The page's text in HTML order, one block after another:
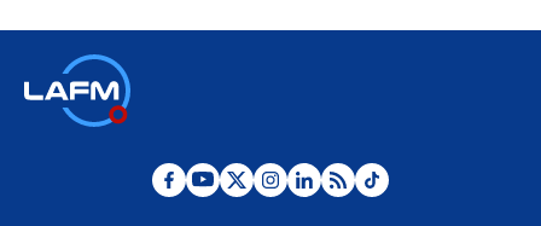
"No hubo fraude ni posibilidad de